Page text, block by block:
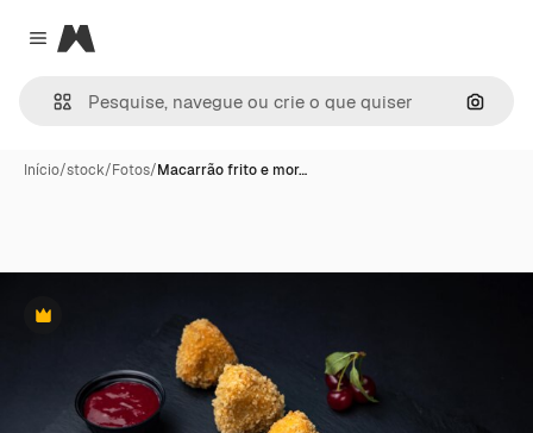
Close menu
Magnific
Início/stock/Fotos/Macarrão frito e mor…
Premium